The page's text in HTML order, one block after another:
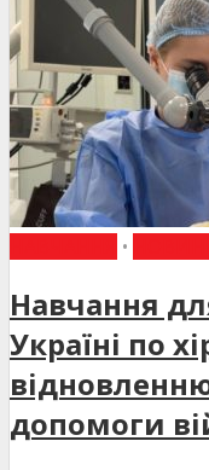
•
Навчання
Україні по
допомоги